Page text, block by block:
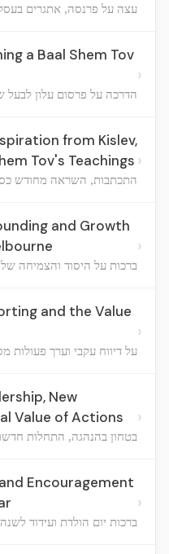
עצה על פרנסה, אתגרים
a Baal Shem Tov
הדרכה על פרסום עלון לבעל
›
from Kislev,
Tov's Teachings
התכתבות, השראה מחודש
›
and Growth
ברכות על היסוד והצמיחה של
›
and the Value
על דיווח עקבי וערך פעולות
›
New
Value of Actions
בטחון בהנהגה, התחלות
›
Encouragement
ברכות יום הולדת ועידוד
›